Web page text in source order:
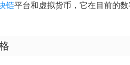
链平台和虚拟货币，它在目前的